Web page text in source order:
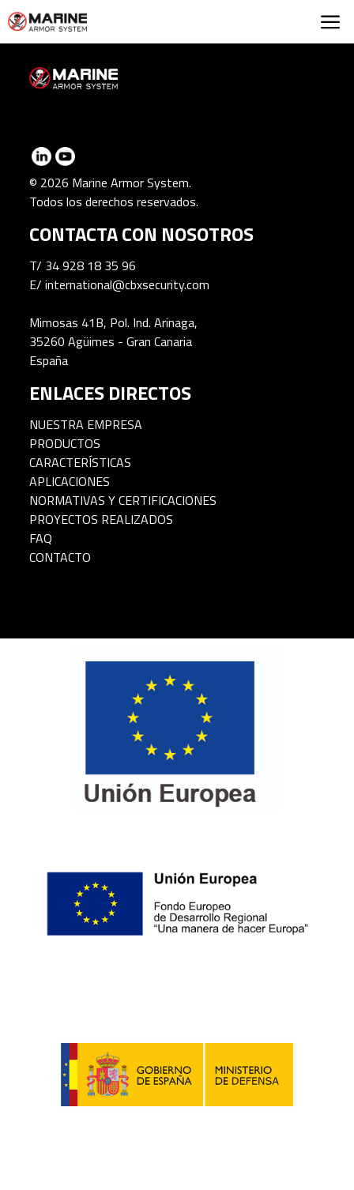
Marine Armor
© 2026 Marine Armor System.
Todos los derechos reservados.
CONTACTA CON NOSOTROS
T/ 34 928 18 35 96
E/international@cbxsecurity.com
Mimosas 41B, Pol. Ind. Arinaga,
35260 Agüimes - Gran Canaria
España
ENLACES DIRECTOS
NUESTRA EMPRESA
PRODUCTOS
CARACTERÍSTICAS
APLICACIONES
NORMATIVAS Y CERTIFICACIONES
PROYECTOS REALIZADOS
FAQ
CONTACTO